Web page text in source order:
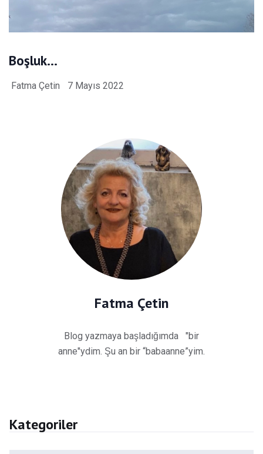
Boşluk…
Fatma Çetin 7 Mayıs 2022
Fatma Çetin
Blog yazmaya başladığımda "bir
anne"ydim. Şu an bir “babaanne”yim.
Kategoriler